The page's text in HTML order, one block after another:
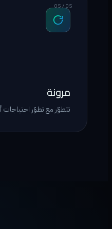
05 / 05
مرونة
تتطوّر مع تطوّر احتياجات